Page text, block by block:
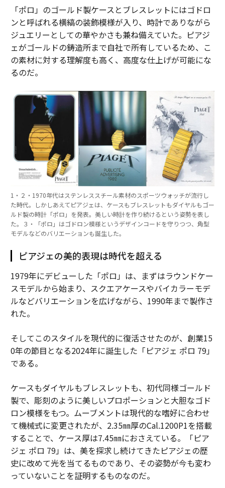
「ポロ」のゴールド製ケースとブレスレットにはゴドロ
ンと呼ばれる横縞の装飾模様が入り、時計でありながら
ジュエリーとしての華やかさも兼ね備えていた。ピアジ
ェがゴールドの鋳造所まで自社で所有しているため、こ
の素材に対する理解度も高く、高度な仕上げが可能にな
るのだ。
1・２・1970年代はステンレススチール素材のスポーツウォッチが流行し
た時代。しかしあえてピアジェは、ケースもブレスレットもダイヤルもゴー
ルド製の時計「ポロ」を発表。美しい時計を作り続けるという姿勢を表し
た。３・「ポロ」はゴドロン模様というデザインコードを守りつつ、角型
モデルなどのバリエーションも誕生した。
ピアジェの美的表現は時代を超える
1979年にデビューした「ポロ」は、まずはラウンドケー
スモデルから始まり、スクエアケースやバイカラーモデ
ルなどバリエーションを広げながら、1990年まで製作さ
れた。
そしてこのスタイルを現代的に復活させたのが、創業15
0年の節目となる2024年に誕生した「ピアジェ ポロ 79」
である。
ケースもダイヤルもブレスレットも、初代同様ゴールド
製で、彫刻のように美しいプロポーションと大胆なゴド
ロン模様をもつ。ムーブメントは現代的な嗜好に合わせ
て機械式に変更されたが、2.35㎜厚のCal.1200P1を搭載
することで、ケース厚は7.45㎜におさえている。「ピア
ジェ ポロ 79」は、美を探求し続けてきたピアジェの歴
史に改めて光を当てるものであり、その姿勢が今も変わ
っていないことを証明するものなのだ。